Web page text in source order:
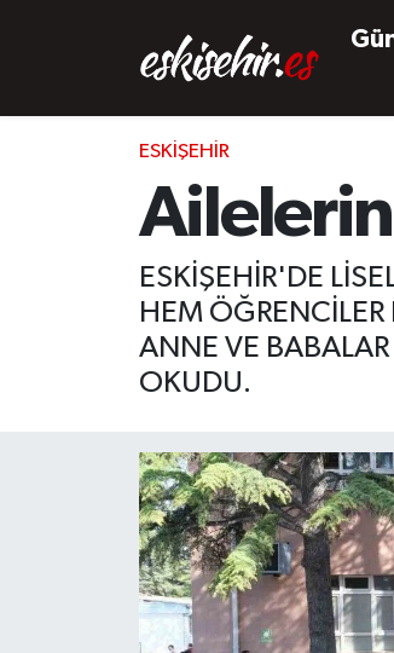
ESKIŞEHIR
Ailelerin
ESKİŞEHİR'DE
HEM
ANNE VE
OKUDU.